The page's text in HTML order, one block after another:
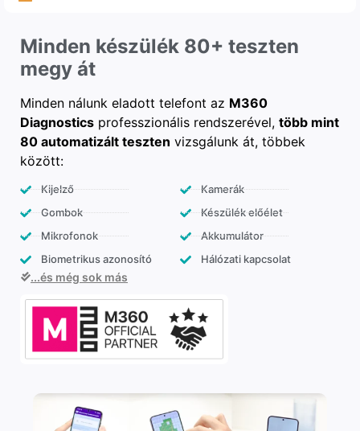
Minden készülék 80+ teszten
megy át
Minden nálunk eladott telefont az M360
Diagnostics professzionális rendszerével, több mint
80 automatizált teszten vizsgálunk át, többek
között:
Kijelző
Gombok
Mikrofonok
Biometrikus azonosító
Kamerák
Készülék előélet
Akkumulátor
Hálózati kapcsolat
...és még sok más